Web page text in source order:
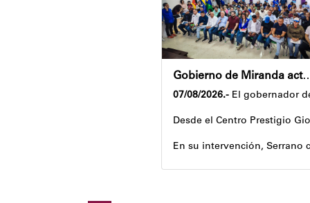
Gobierno de Miranda activa plan de
07/08/2026.- El gobernador
Desde el Centro Prestigio
En su intervención, Serrano
Igualmente, explicó que el